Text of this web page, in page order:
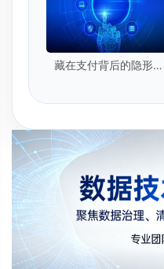
藏在支付背后的隐形卫